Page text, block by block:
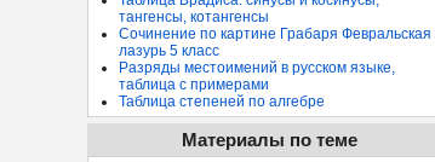
тангенсы, котангенсы
Сочинение по картине Грабаря Февральская
лазурь 5 класс
Разряды местоимений в русском языке,
таблица с примерами
Таблица степеней по алгебре
Материалы по теме